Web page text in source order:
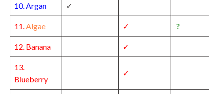
10. Argan ✓
11. Algae ✓ ?
12. Banana ✓
13.
Blueberry
✓